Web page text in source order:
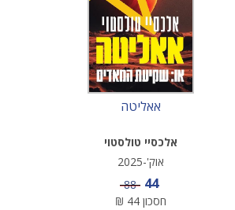
אאליטה
אלכסיי טולסטוי
אוק'-2025
מחיר מבצע
44 מחיר
88
חסכון 44
₪